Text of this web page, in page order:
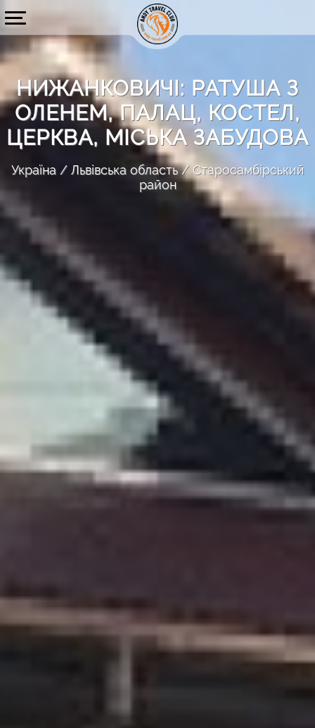
НИЖАНКОВИЧІ: РАТУША З
ОЛЕНЕМ, ПАЛАЦ, КОСТЕЛ,
ЦЕРКВА, МІСЬКА ЗАБУДОВА
Україна Львівська область
Старосамбірський
район